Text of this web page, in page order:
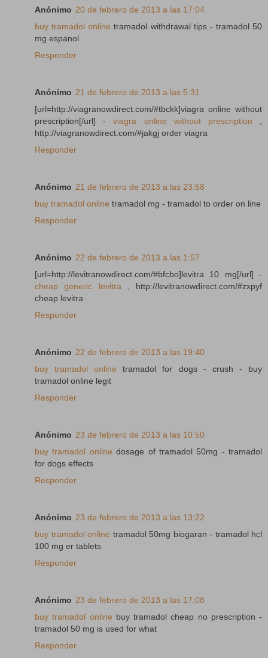
Anónimo 20 de febrero de 2013 a las 17:04
buy tramadol online tramadol withdrawal tips - tramadol 50
mg espanol
Responder
Anónimo 21 de febrero de 2013 a las 5:31
[url=http://viagranowdirect.com/#tbckk]viagra online without
prescription[/url] -viagra online without prescription ,
http://viagranowdirect.com/#jakgj order viagra
Responder
Anónimo 21 de febrero de 2013 a las 23:58
buy tramadol online tramadol mg - tramadol to order on line
Responder
Anónimo 22 de febrero de 2013 a las 1:57
[url=http://levitranowdirect.com/#bfcbo]levitra 10 mg[/url] -
cheap generic levitra, http://levitranowdirect.com/#zxpyf
cheap levitra
Responder
Anónimo 22 de febrero de 2013 a las 19:40
buy tramadol online tramadol for dogs - crush - buy
tramadol online legit
Responder
Anónimo 23 de febrero de 2013 a las 10:50
buy tramadol online dosage of tramadol 50mg - tramadol
for dogs effects
Responder
Anónimo 23 de febrero de 2013 a las 13:22
buy tramadol online tramadol 50mg biogaran - tramadol hcl
100 mg er tablets
Responder
Anónimo 23 de febrero de 2013 a las 17:08
buy tramadol online buy tramadol cheap no prescription -
tramadol 50 mg is used for what
Responder